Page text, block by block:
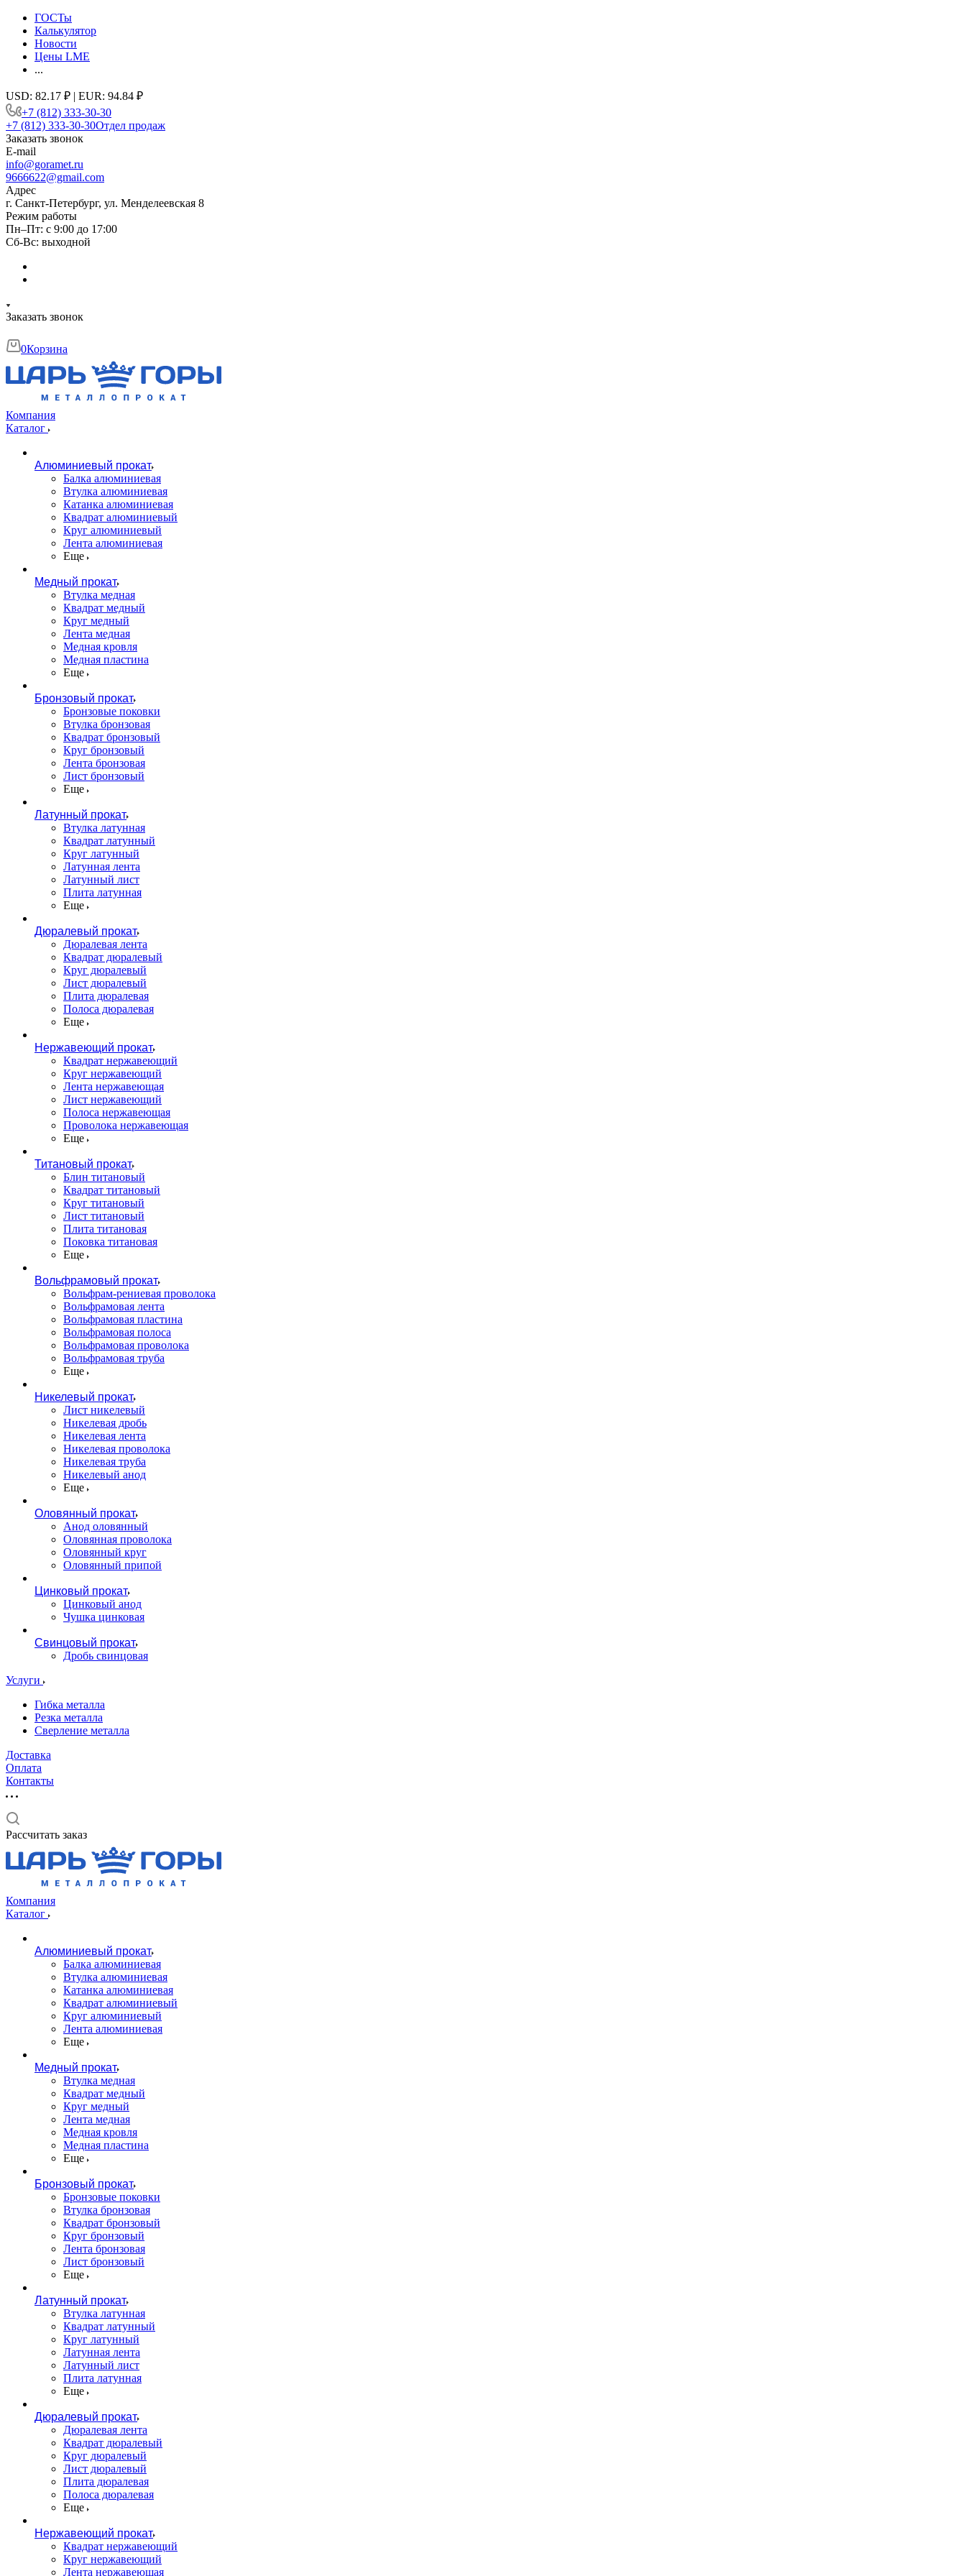
ГОСТы
Калькулятор
Новости
Цены LME
...
USD: 82.17 ₽ | EUR: 94.84 ₽
+7 (812) 333-30-30
+7 (812) 333-30-30Отдел продаж
Заказать звонок
E-mail
info@goramet.ru
9666622@gmail.com
Адрес
г. Санкт-Петербург, ул. Менделеевская 8
Режим работы
Пн–Пт: с 9:00 до 17:00
Сб-Вс: выходной
Заказать звонок
0Корзина
Компания
Каталог
Алюминиевый прокат
Балка алюминиевая
Втулка алюминиевая
Катанка алюминиевая
Квадрат алюминиевый
Круг алюминиевый
Лента алюминиевая
Еще
Медный прокат
Втулка медная
Квадрат медный
Круг медный
Лента медная
Медная кровля
Медная пластина
Еще
Бронзовый прокат
Бронзовые поковки
Втулка бронзовая
Квадрат бронзовый
Круг бронзовый
Лента бронзовая
Лист бронзовый
Еще
Латунный прокат
Втулка латунная
Квадрат латунный
Круг латунный
Латунная лента
Латунный лист
Плита латунная
Еще
Дюралевый прокат
Дюралевая лента
Квадрат дюралевый
Круг дюралевый
Лист дюралевый
Плита дюралевая
Полоса дюралевая
Еще
Нержавеющий прокат
Квадрат нержавеющий
Круг нержавеющий
Лента нержавеющая
Лист нержавеющий
Полоса нержавеющая
Проволока нержавеющая
Еще
Титановый прокат
Блин титановый
Квадрат титановый
Круг титановый
Лист титановый
Плита титановая
Поковка титановая
Еще
Вольфрамовый прокат
Вольфрам-рениевая проволока
Вольфрамовая лента
Вольфрамовая пластина
Вольфрамовая полоса
Вольфрамовая проволока
Вольфрамовая труба
Еще
Никелевый прокат
Лист никелевый
Никелевая дробь
Никелевая лента
Никелевая проволока
Никелевая труба
Никелевый анод
Еще
Оловянный прокат
Анод оловянный
Оловянная проволока
Оловянный круг
Оловянный припой
Цинковый прокат
Цинковый анод
Чушка цинковая
Свинцовый прокат
Дробь свинцовая
Услуги
Гибка металла
Резка металла
Сверление металла
Доставка
Оплата
Контакты
Рассчитать заказ
Компания
Каталог
Алюминиевый прокат
Балка алюминиевая
Втулка алюминиевая
Катанка алюминиевая
Квадрат алюминиевый
Круг алюминиевый
Лента алюминиевая
Еще
Медный прокат
Втулка медная
Квадрат медный
Круг медный
Лента медная
Медная кровля
Медная пластина
Еще
Бронзовый прокат
Бронзовые поковки
Втулка бронзовая
Квадрат бронзовый
Круг бронзовый
Лента бронзовая
Лист бронзовый
Еще
Латунный прокат
Втулка латунная
Квадрат латунный
Круг латунный
Латунная лента
Латунный лист
Плита латунная
Еще
Дюралевый прокат
Дюралевая лента
Квадрат дюралевый
Круг дюралевый
Лист дюралевый
Плита дюралевая
Полоса дюралевая
Еще
Нержавеющий прокат
Квадрат нержавеющий
Круг нержавеющий
Лента нержавеющая